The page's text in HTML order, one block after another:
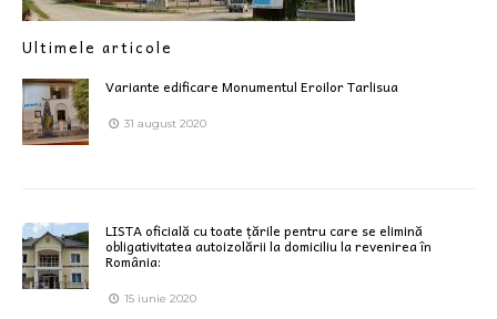
Ultimele articole
Variante edificare Monumentul Eroilor Tarlisua
31 august 2020
LISTA oficială cu toate țările pentru care se elimină
obligativitatea autoizolării la domiciliu la revenirea în
România:
15 iunie 2020